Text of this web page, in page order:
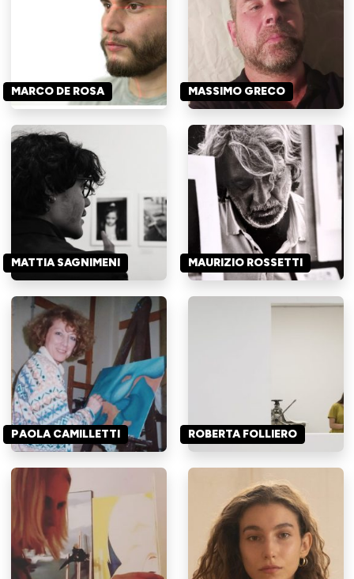
MARCO DE ROSA MASSIMO GRECO
MATTIA SAGNIMENI MAURIZIO ROSSETTI
PAOLA CAMILLETTI ROBERTA FOLLIERO